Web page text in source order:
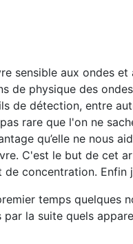
avec
sensible aux ondes
de physique des
de détection, entre
rare que l'on ne
qu’elle ne nous
C'est le but de cet
de concentration.
temps quelques
par la suite quels